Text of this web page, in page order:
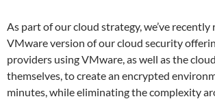
As part of our cloud strategy, we’ve recently
VMware version of our cloud security
providers using VMware, as well as the
themselves, to create an encrypted
minutes, while eliminating the complexity